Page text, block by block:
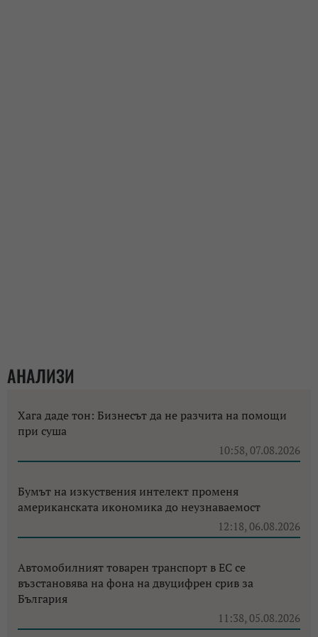
АНАЛИЗИ
Хага даде тон: Бизнесът да не разчита на помощи
при суша
10:58, 07.08.2026
Бумът на изкуствения интелект променя
американската икономика до неузнаваемост
12:18, 06.08.2026
Автомобилният товарен транспорт в ЕС се
възстановява на фона на двуцифрен срив за
България
11:38, 05.08.2026